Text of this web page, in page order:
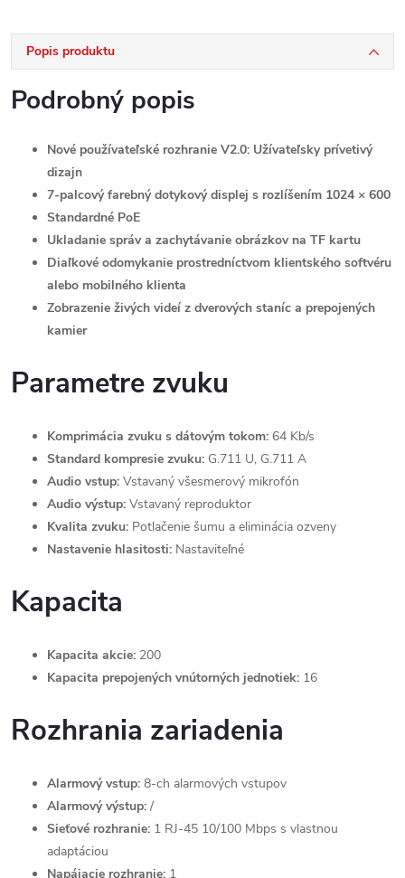
Popis produktu
Podrobný popis
Nové používateľské rozhranie V2.0: Užívateľsky prívetivý
dizajn
7-palcový farebný dotykový displej s rozlíšením 1024 × 600
Standardné PoE
Ukladanie správ a zachytávanie obrázkov na TF kartu
Diaľkové odomykanie prostredníctvom klientského softvéru
alebo mobilného klienta
Zobrazenie živých videí z dverových staníc a prepojených
kamier
Parametre zvuku
Komprimácia zvuku s dátovým tokom: 64 Kb/s
Standard kompresie zvuku: G.711 U, G.711 A
Audio vstup: Vstavaný všesmerový mikrofón
Audio výstup: Vstavaný reproduktor
Kvalita zvuku: Potlačenie šumu a eliminácia ozveny
Nastavenie hlasitosti: Nastaviteľné
Kapacita
Kapacita akcie: 200
Kapacita prepojených vnútorných jednotiek: 16
Rozhrania zariadenia
Alarmový vstup: 8-ch alarmových vstupov
Alarmový výstup: /
Sieťové rozhranie: 1 RJ-45 10/100 Mbps s vlastnou
adaptáciou
Napájacie rozhranie: 1